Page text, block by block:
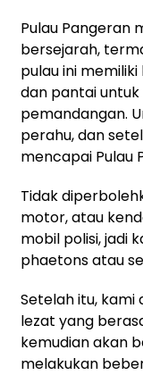
Pulau Pangeran
bersejarah,
pulau ini
dan pantai
pemandangan.
perahu, dan
mencapai Pulau
Tidak
motor, atau
mobil polisi, jadi
phaetons atau
Setelah itu, kami
lezat yang
kemudian akan
melakukan